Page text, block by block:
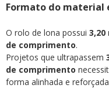
Formato do material
O rolo de lona possui
de comprimento.
Projetos que ultrapassem
de comprimento
forma alinhada e